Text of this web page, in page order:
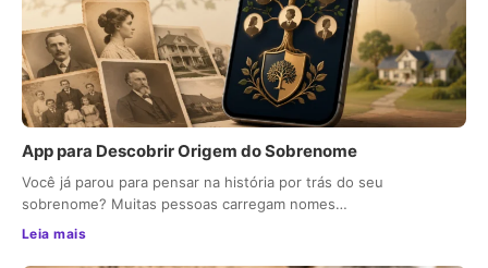
App para Descobrir Origem do Sobrenome
Você já parou para pensar na história por trás do seu
sobrenome? Muitas pessoas carregam nomes…
Leia mais